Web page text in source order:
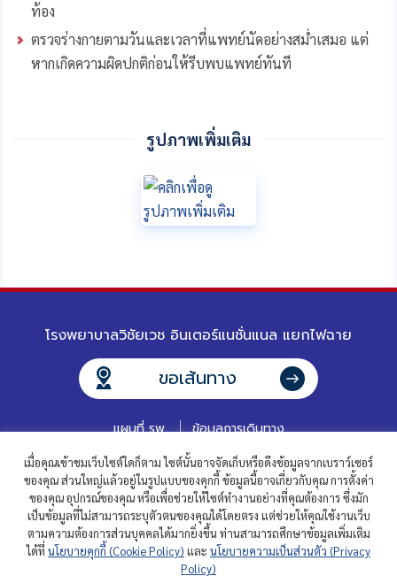
ท้อง
ตรวจร่างกายตามวันและเวลาที่แพทย์นัดอย่างสม่ำเสมอ แต่
หากเกิดความผิดปกติก่อนให้รีบพบแพทย์ทันที
รูปภาพเพิ่มเติม
โรงพยาบาลวิชัยเวช อินเตอร์แนชั่นแนล แยกไฟฉาย
ขอเส้นทาง
แผนที่ รพ. ข้อมูลการเดินทาง
ติดต่อเรา คำถามที่พบบ่อย ร่วมงานกับเรา
เมื่อคุณเข้าชมเว็บไซต์ใดก็ตาม ไซต์นั้นอาจจัดเก็บหรือดึงข้อมูลจากเบราว์เซอร์
ของคุณ ส่วนใหญ่แล้วอยู่ในรูปแบบของคุกกี้ ข้อมูลนี้อาจเกี่ยวกับคุณ การตั้งค่า
ของคุณ อุปกรณ์ของคุณ หรือเพื่อช่วยให้ไซต์ทำงานอย่างที่คุณต้องการ ซึ่งมัก
เป็นข้อมูลที่ไม่สามารถระบุตัวตนของคุณได้โดยตรง แต่ช่วยให้คุณใช้งานเว็บ
ตามความต้องการส่วนบุคคลได้มากยิ่งขึ้น ท่านสามารถศึกษาข้อมูลเพิ่มเติม
ได้ที่ นโยบายคุกกี้ (Cookie Policy) และ นโยบายความเป็นส่วนตัว (Privacy
Policy)